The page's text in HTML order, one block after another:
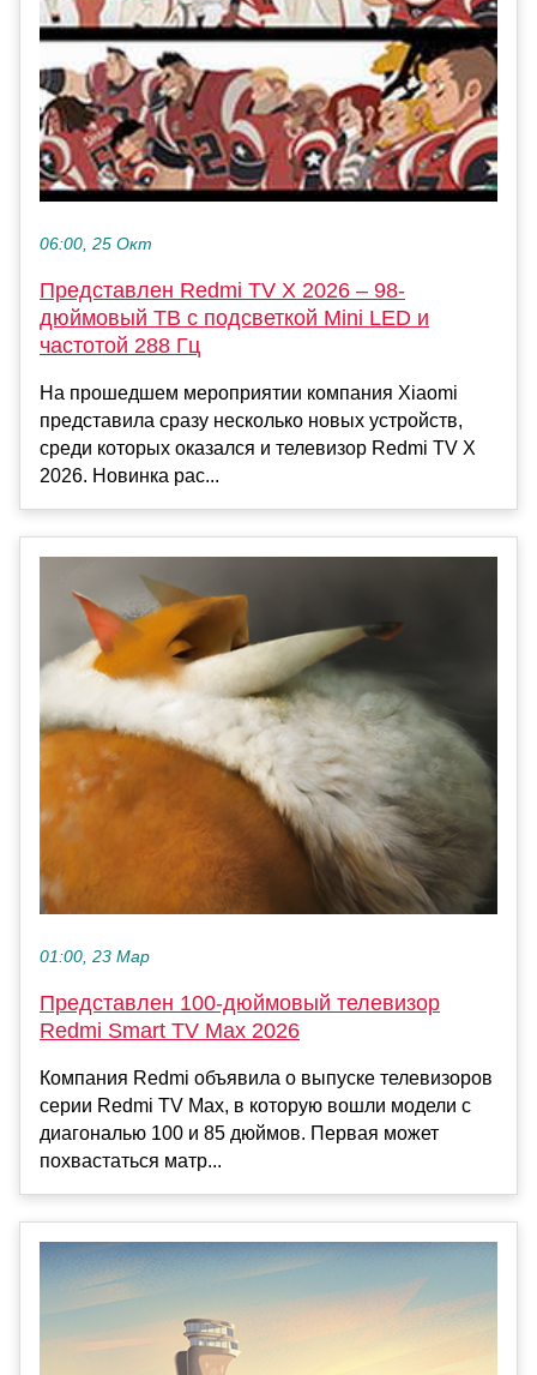
06:00, 25 Окт
Представлен Redmi TV X 2026 – 98-
дюймовый ТВ с подсветкой Mini LED и
частотой 288 Гц
На прошедшем мероприятии компания Xiaomi
представила сразу несколько новых устройств,
среди которых оказался и телевизор Redmi TV X
2026. Новинка рас...
01:00, 23 Мар
Представлен 100-дюймовый телевизор
Redmi Smart TV Max 2026
Компания Redmi объявила о выпуске телевизоров
серии Redmi TV Max, в которую вошли модели с
диагональю 100 и 85 дюймов. Первая может
похвастаться матр...